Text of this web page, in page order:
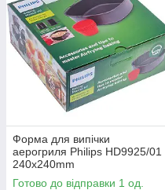
Форма для випічки
аерогриля Philips HD9925/01
240x240mm
Готово до відправки 1 од.